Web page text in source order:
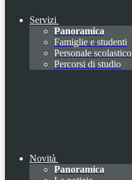
Servizi
Panoramica
Famiglie e studenti
Personale scolastico
Percorsi di studio
Novità
Panoramica